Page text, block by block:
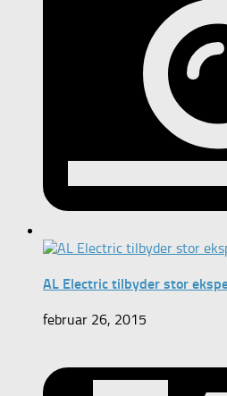
AL Electric tilbyder stor
februar 26, 2015